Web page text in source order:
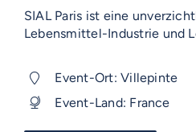
SIAL Paris ist eine
Lebensmittel-Industrie und
Event-Ort: Villepinte
Event-Land: France